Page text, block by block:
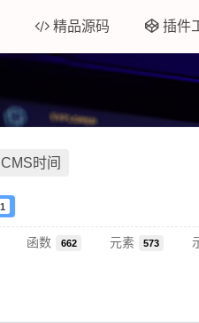
精品源码 插件
时间
1
函数 662 元素 573